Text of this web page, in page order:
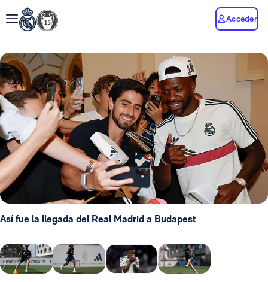
Acceder
Así fue la llegada del Real Madrid a Budapest